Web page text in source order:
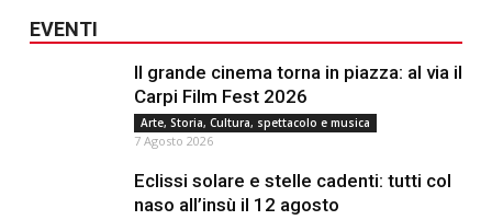
EVENTI
Il grande cinema torna in piazza: al via il
Carpi Film Fest 2026
Arte, Storia, Cultura, spettacolo e musica
7 Agosto 2026
Eclissi solare e stelle cadenti: tutti col
naso all’insù il 12 agosto